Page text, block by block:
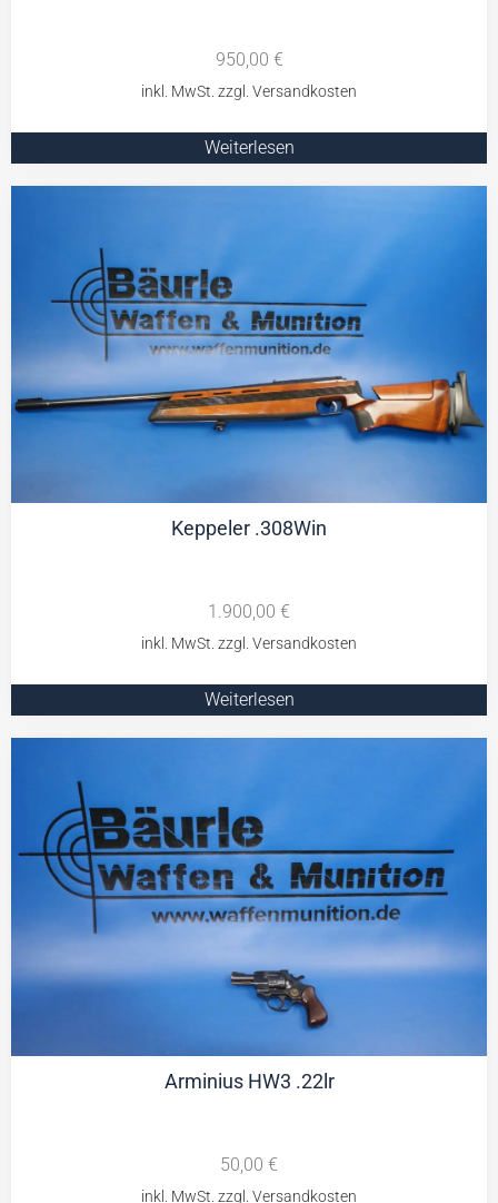
950,00 €
Weiterlesen
Keppeler .308Win
1.900,00 €
Weiterlesen
Arminius HW3 .22lr
50,00 €